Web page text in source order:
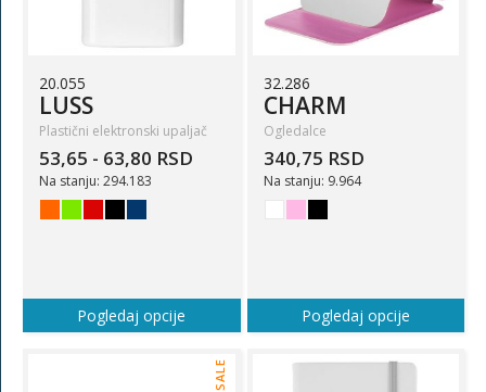
20.055
LUSS
Plastični elektronski upaljač
53,65 - 63,80 RSD
Na stanju: 294.183
Pogledaj opcije
32.286
CHARM
Ogledalce
340,75 RSD
Na stanju: 9.964
Pogledaj opcije
SALE